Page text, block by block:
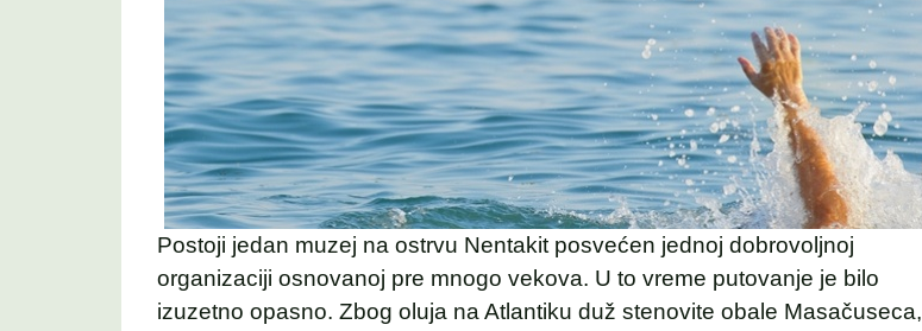
Postoji jedan muzej na ostrvu Nentakit posvećen jednoj dobrovoljnoj
organizaciji osnovanoj pre mnogo vekova. U to vreme putovanje je bilo
izuzetno opasno. Zbog oluja na Atlantiku duž stenovite obale Masačuseca,